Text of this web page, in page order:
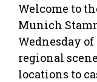
Welcome to
Munich
Wednesday
regional
locations to